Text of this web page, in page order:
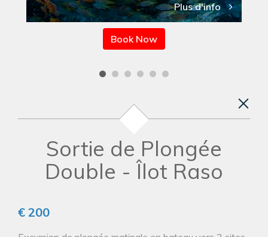
Plus d'info
Book Now
Sortie de Plongée
Double - Îlot Raso
€ 200